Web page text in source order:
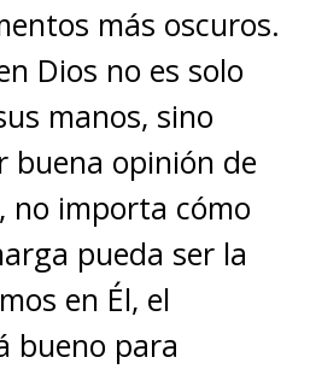
más oscuros.
Dios no es solo
manos, sino
buena opinión de
no importa cómo
pueda ser la
en Él, el
bueno para